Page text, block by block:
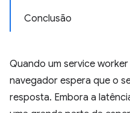
Conclusão
Quando um service
navegador espera que o
resposta. Embora a